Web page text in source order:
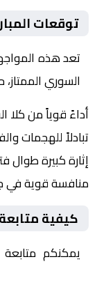
توقعات
تعد هذه
السوري
أداءً قوياً من كلا
تبادلاً للهجمات
إثارة كبيرة طوال
منافسة قوية في
كيفية متابعة
يمكنكم متابعة